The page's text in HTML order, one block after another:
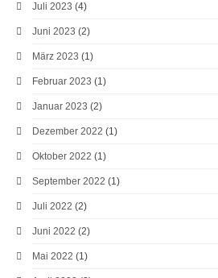
Juli 2023 (4)
Juni 2023 (2)
März 2023 (1)
Februar 2023 (1)
Januar 2023 (2)
Dezember 2022 (1)
Oktober 2022 (1)
September 2022 (1)
Juli 2022 (2)
Juni 2022 (2)
Mai 2022 (1)